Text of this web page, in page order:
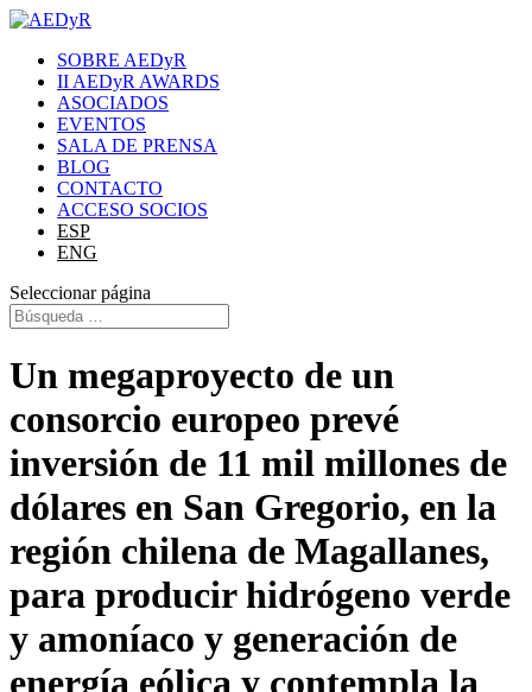
SOBRE AEDyR
II AEDyR AWARDS
ASOCIADOS
EVENTOS
SALA DE PRENSA
BLOG
CONTACTO
ACCESO SOCIOS
ESP
ENG
Seleccionar página
Un megaproyecto de un
consorcio europeo prevé
inversión de 11 mil millones de
dólares en San Gregorio, en la
región chilena de Magallanes,
para producir hidrógeno verde
y amoníaco y generación de
energía eólica y contempla la